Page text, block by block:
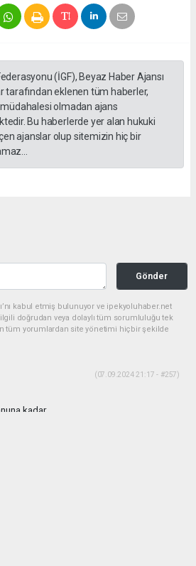
(İGF), Beyaz Haber Ajansı
tarafından eklenen tüm haberler,
olmadan ajans
Bu haberlerde yer alan hukuki
ajanslar olup sitemizin hiç bir
Gönder
kabul etmiş bulunuyor ve ipekyoluhaber.net
ilgili doğrudan veya dolaylı tüm sorumluluğu tek
tüm yorumlardan site yönetimi hiçbir şekilde
(07.09.2024 21:17 - #257)
kadar...